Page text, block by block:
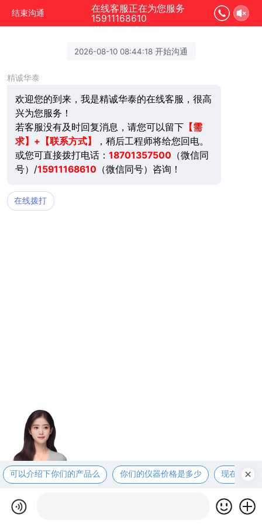
结束沟通
在线客服正在为您服务
15911168610
2026-08-10 08:44:18 开始沟通
精诚华泰
欢迎您的到来，我是精诚华泰的在线客服，很高
兴为您服务！
若客服没有及时回复消息，请您可以留下【需
求】+【联系方式】
，稍后工程师将给您回电。
或您可直接拨打电话： 18701357500 （微信同
号）/15911168610 （微信同号）咨询！
在线拨打
可以介绍下你们的产品么 你们的仪器价格是多少 现在有优